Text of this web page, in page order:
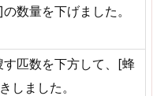
数量を下げました。
匹数を下方して、[蜂
しました。